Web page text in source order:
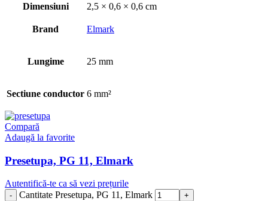
Dimensiuni
2,5 × 0,6 × 0,6 cm
Brand Elmark
Lungime 25 mm
Sectiune conductor 6 mm²
Compară
Adaugă la favorite
Presetupa, PG 11, Elmark
Autentifică-te ca să vezi prețurile
Cantitate Presetupa, PG 11, Elmark